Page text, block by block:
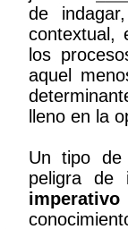
de
contextual,
los
aquel
lleno en la
Un tipo de
peligra de
imperativo